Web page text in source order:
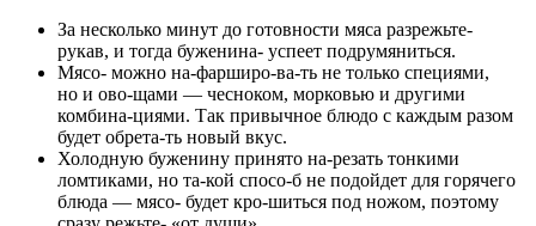
За несколько минут до готовности мяса разрежьте-
рукав, и тогда буженина- успеет подрумяниться.
Мясо- можно на-фарширо-ва-ть не только специями,
но и ово-щами — чесноком, морковью и другими
комбина-циями. Так привычное блюдо с каждым разом
будет обрета-ть новый вкус.
Холодную буженину принято на-резать тонкими
ломтиками, но та-кой спосо-б не подойдет для горячего
блюда — мясо- будет кро-шиться под ножом, поэтому